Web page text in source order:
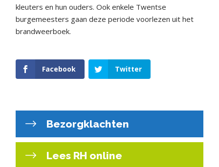
kleuters en hun ouders. Ook enkele Twentse
burgemeesters gaan deze periode voorlezen uit het
brandweerboek.
Facebook Twitter
Bezorgklachten
Lees RH online